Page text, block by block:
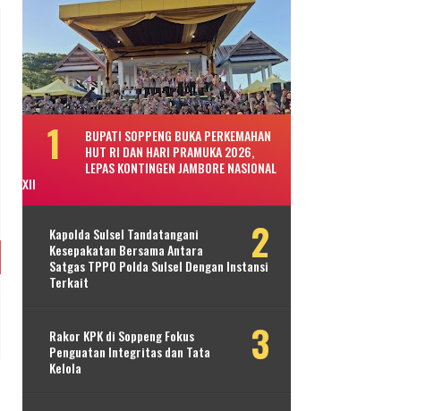
BUPATI SOPPENG BUKA PERKEMAHAN
HUT RI DAN HARI PRAMUKA 2026,
LEPAS KONTINGEN JAMBORE NASIONAL
XII
Kapolda Sulsel Tandatangani
Kesepakatan Bersama Antara
Satgas TPPO Polda Sulsel Dengan Instansi
Terkait
Rakor KPK di Soppeng Fokus
Penguatan Integritas dan Tata
Kelola